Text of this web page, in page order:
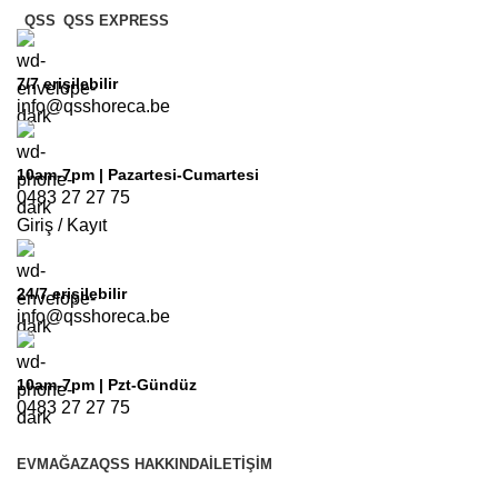
QSS QSS EXPRESS
7/7erişilebilir
info@qsshoreca.be
10am-7pm | Pazartesi-Cumartesi
0483 27 27 75
Giriş / Kayıt
24/7erişilebilir
info@qsshoreca.be
10am-7pm | Pzt-Gündüz
0483 27 27 75
EVMAĞAZAQSS HAKKINDAİLETIŞIM